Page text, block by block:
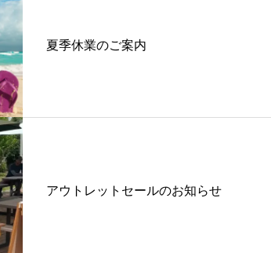
夏季休業のご案内
アウトレットセールのお知らせ